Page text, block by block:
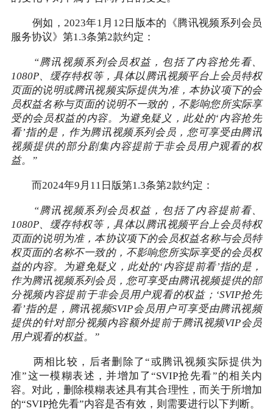
例如，2023年1月12日版本的《腾讯视频系列会员
服务协议》第1.3条第2款约定：
“腾讯视频系列会员权益，包括了内容抢先看、
1080P、缓存特权等，具体以腾讯视频平台上会员特权
页面的说明或腾讯视频实际提供为准，本协议项下的会
员权益名称与页面的说明不一致的，不影响您所实际享
受的会员权益的内容。为避免疑义，此处的‘内容抢先
看’指的是，作为腾讯视频系列会员，您可享受由腾讯
视频提供的部分剧集内容提前于非会员用户观看的权
益。”
而2024年9月11日版第1.3条第2款约定：
“腾讯视频系列会员权益，包括了内容提前看、
1080P、缓存特权等，具体以腾讯视频平台上会员特权
页面的说明为准，本协议项下的会员权益名称与会员特
权页面的名称不一致的，不影响您所实际享受的会员权
益的内容。为避免疑义，此处的‘内容提前看’指的是，
作为腾讯视频系列会员，您可享受由腾讯视频提供的部
分视频内容提前于非会员用户观看的权益；‘SVIP抢先
看’指的是，腾讯视频SVIP会员用户可享受由腾讯视频
提供的针对部分视频内容额外提前于腾讯视频VIP会员
用户观看的权益。”
两相比较，后者删除了“或腾讯视频实际提供为
准”这一模糊表述，并增加了“SVIP抢先看”的相关内
容。对此，删除模糊表述具有其合理性，而关于所增加
的“SVIP抢先看”内容是否有效，则需要进行以下判断。